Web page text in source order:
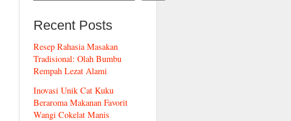
Recent Posts
Resep Rahasia Masakan
Tradisional: Olah Bumbu
Rempah Lezat Alami
Inovasi Unik Cat Kuku
Beraroma Makanan Favorit
Wangi Cokelat Manis